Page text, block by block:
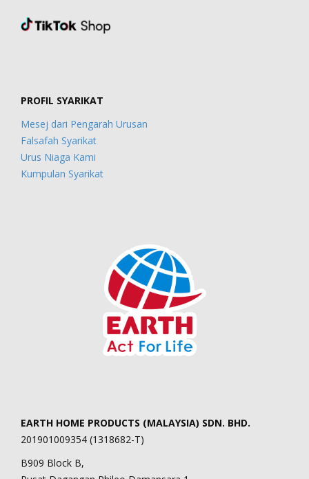
PROFIL SYARIKAT
Mesej dari Pengarah Urusan
Falsafah Syarikat
Urus Niaga Kami
Kumpulan Syarikat
EARTH HOME PRODUCTS (MALAYSIA) SDN. BHD.
201901009354 (1318682-T)
B909 Block B,